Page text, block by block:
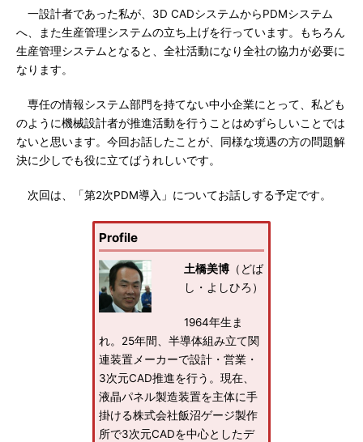
一設計者であった私が、3D CADシステムからPDMシステム
へ、また生産管理システムの立ち上げを行っています。もちろん
生産管理システムとなると、全社活動になり全社の協力が必要に
なります。
専任の情報システム部門を持てない中小企業にとって、私ども
のように機械設計者が推進活動を行うことはめずらしいことでは
ないと思います。今回お話したことが、同様な境遇の方の問題解
決に少しでも役に立てばうれしいです。
次回は、「第2次PDM導入」についてお話しする予定です。
Profile
土橋美博 （どば
し・よしひろ）
1964年生ま
れ。25年間、半導体組み立て関
連装置メーカーで設計・営業・
3次元CAD推進を行う。現在、
液晶パネル製造装置を主体に手
掛ける株式会社飯沼ゲージ製作
所で3次元CADを中心としたデ